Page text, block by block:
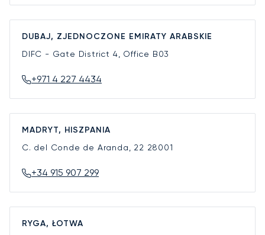
DUBAJ, ZJEDNOCZONE EMIRATY ARABSKIE
DIFC - Gate District 4, Office B03
+971 4 227 4434
MADRYT, HISZPANIA
C. del Conde de Aranda, 22 28001
+34 915 907 299
RYGA, ŁOTWA